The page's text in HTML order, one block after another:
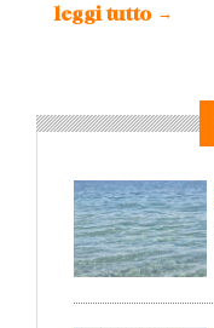
leggi tutto →